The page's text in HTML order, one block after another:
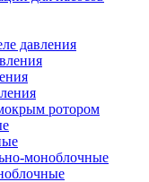
давления
ротором
моноблочные